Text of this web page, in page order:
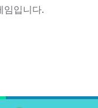
입니다.